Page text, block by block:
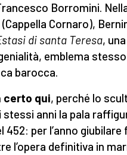
Borromini.
Cornaro),
di santa Teresa,
emblema
barocca.
qui, perché lo
stessi anni la pala
per l’anno giubilare
l’opera definitiva in